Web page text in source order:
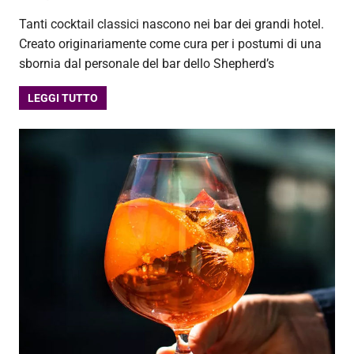
Tanti cocktail classici nascono nei bar dei grandi hotel.
Creato originariamente come cura per i postumi di una
sbornia dal personale del bar dello Shepherd’s
LEGGI TUTTO